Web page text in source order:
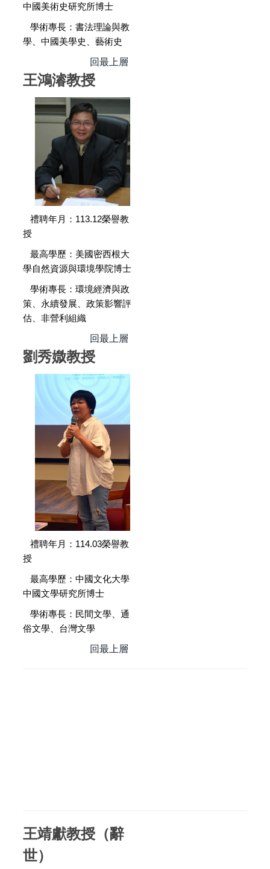
中國美術史研究所博士
學術專長：書法理論與教
學、中國美學史、藝術史
回最上層
王鴻濬教授
禮聘年月：113.12榮譽教
授
最高學歷：美國密西根大
學自然資源與環境學院博士
學術專長：環境經濟與政
策、永續發展、政策影響評
估、非營利組織
回最上層
劉秀媺教授
禮聘年月：114.03榮譽教
授
最高學歷：中國文化大學
中國文學研究所博士
學術專長：民間文學、通
俗文學、台灣文學
回最上層
王靖獻教授（辭
世）